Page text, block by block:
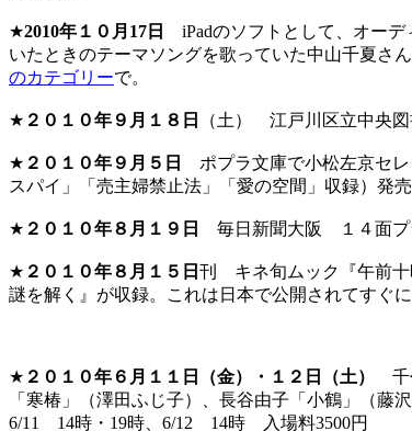
★2010年１０月17日 iPadのソフトとして、オー
いたときのテーマソングを歌っていた中山千夏さ
のカテゴリーで。
★ ２０１０年９月１８日 （土） 江戸川区立中央図
★ ２０１０年９月５日 ポプラ文庫で小松左京セレ
スパイ」「売主婦禁止法」「愛の空間」収録）発売
★ ２０１０年８月１９日 毎日新聞大阪 １４面プ
★ ２０１０年８月１５日 刊 キネ旬ムック『午前十
謎を解く』が収録。これは日本で公開されてすぐ
★ ２０１０年６月１１日（金）・１２日（土）
千
「寒椿」（澤田ふじ子）、長谷由子「小鶴」（
6/11 14時・19時、6/12 14時 入場料3500円